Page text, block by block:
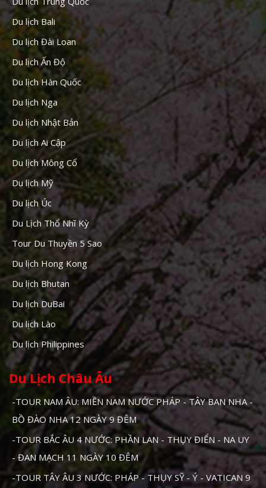
Du lịch Bali
Du lịch Đài Loan
Du lịch Ấn Độ
Du lịch Hàn Quốc
Du lịch Nga
Du lịch Nhật Bản
Du lịch Ai Cập
Du lịch Mông Cổ
Du lịch Mỹ
Du lịch Úc
Du Lịch Thổ Nhĩ Kỳ
Tour Du Thuyền 5 Sao
Du lịch Hong Kong
Du lịch Bhutan
Du lịch DuBai
Du lịch Lào
Du lịch Philippines
Du Lịch Châu Âu
-TOUR NAM ÂU: MIỀN NAM NƯỚC PHÁP - TÂY BAN NHA -
BỒ ĐÀO NHA 12 NGÀY 9 ĐÊM
-TOUR BẮC ÂU 4 NƯỚC: PHẦN LAN - THỤY ĐIỂN - NA UY
- ĐAN MẠCH 11 NGÀY 10 ĐÊM
-TOUR TÂY ÂU 3 NƯỚC: PHÁP - THỤY SỸ - Ý - VATICAN 9